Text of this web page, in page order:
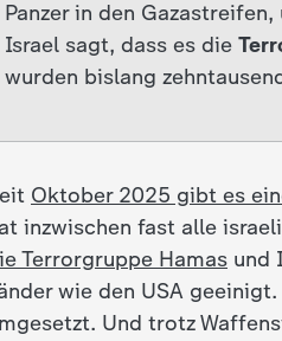
Panzer in den
Israel sagt, dass es die
wurden bislang
Oktober 2025 gibt es
inzwischen fast alle
Terrorgruppe Hamas und
wie den USA
Und trotz